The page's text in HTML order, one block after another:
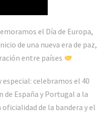
el Día de Europa,
de una nueva era de paz,
entre países
especial: celebramos el 40
de España y Portugal a la
de la bandera y el